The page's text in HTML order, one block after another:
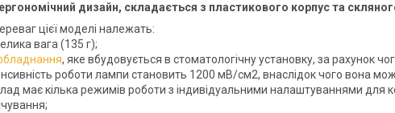
дизайн, складається з пластикового корпус та
цієї моделі належать:
вага (135 г);
, яке вбудовується в стоматологічну установку, за рахунок
роботи лампи становить 1200 мВ/см2, внаслідок чого вона
має кілька режимів роботи з індивідуальними налаштуваннями для